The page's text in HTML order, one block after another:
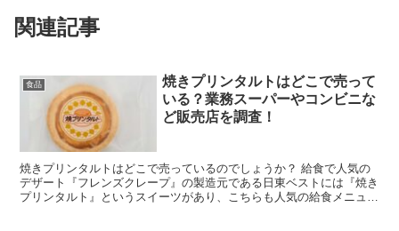
関連記事
食品
焼きプリンタルトはどこで売って
いる？業務スーパーやコンビニな
ど販売店を調査！
焼きプリンタルトはどこで売っているのでしょうか？ 給食で人気の
デザート『フレンズクレープ』の製造元である日東ベストには『焼き
プリンタルト』というスイーツがあり、こちらも人気の給食メニュー